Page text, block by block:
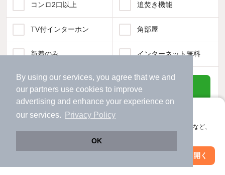
By using our services, you agree that we and
our partners use cookies to improve
advertising and enhance your experience on
our services.
Privacy Policy
OK
アプリに切り替えて、サクサクお部屋探し
会員登録なしですぐ使える。マップ検索やお気に入り保存など、
アプリを開く
コンロ2口以上 追焚き機能
TV付インターホン 角部屋
新着のみ インターネット無料
該当件数:
79件
物件一覧に反映
絞り込み条件を変更